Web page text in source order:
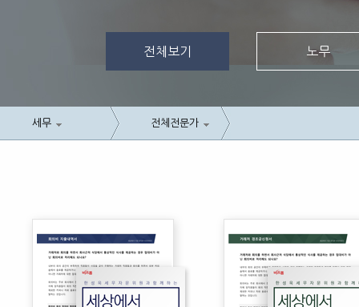
전체보기 노무
세무 전체전문가